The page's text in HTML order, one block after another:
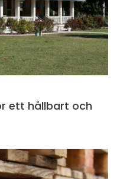
ett hållbart och